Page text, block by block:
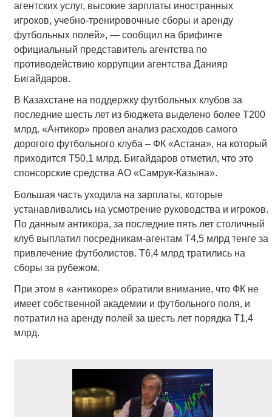
агентских услуг, высокие зарплаты иностранных
игроков, учебно-тренировочные сборы и аренду
футбольных полей», — сообщил на брифинге
официальный представитель агентства по
противодействию коррупции агентства Данияр
Бигайдаров.
В Казахстане на поддержку футбольных клубов за
последние шесть лет из бюджета выделено более Т200
млрд. «Антикор» провел анализ расходов самого
дорогого футбольного клуба ­– ФК «Астана», на который
приходится Т50,1 млрд. Бигайдаров отметил, что это
спонсорские средства АО «Самрук-Казына».
Большая часть уходила на зарплаты, которые
устанавливались на усмотрение руководства и игроков.
По данным антикора, за последние пять лет столичный
клуб выплатил посредникам-агентам Т4,5 млрд тенге за
привлечение футболистов. Т6,4 млрд тратились на
сборы за рубежом.
При этом в «антикоре» обратили внимание, что ФК не
имеет собственной академии и футбольного поля, и
потратил на аренду полей за шесть лет порядка Т1,4
млрд.